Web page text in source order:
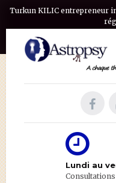
Turkun KILIC entrepreneur
Lundi au